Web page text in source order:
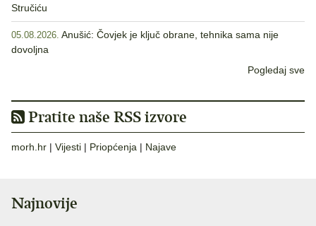
Stručiću
05.08.2026. Anušić: Čovjek je ključ obrane, tehnika sama nije
dovoljna
Pogledaj sve
Pratite naše RSS izvore
morh.hr | Vijesti | Priopćenja | Najave
Najnovije